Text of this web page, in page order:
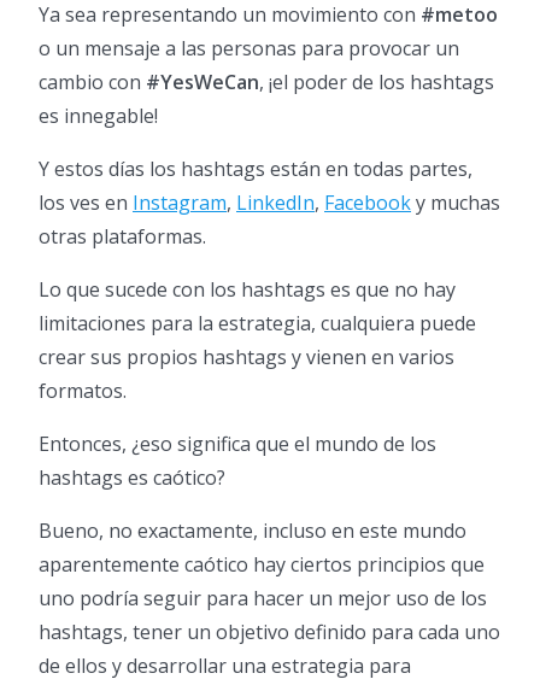
Ya sea representando un movimiento con #metoo
o un mensaje a las personas para provocar un
cambio con #YesWeCan, ¡el poder de los hashtags
es innegable!
Y estos días los hashtags están en todas partes,
los ves en Instagram, LinkedIn, Facebooky muchas
otras plataformas.
Lo que sucede con los hashtags es que no hay
limitaciones para la estrategia, cualquiera puede
crear sus propios hashtags y vienen en varios
formatos.
Entonces, ¿eso significa que el mundo de los
hashtags es caótico?
Bueno, no exactamente, incluso en este mundo
aparentemente caótico hay ciertos principios que
uno podría seguir para hacer un mejor uso de los
hashtags, tener un objetivo definido para cada uno
de ellos y desarrollar una estrategia para